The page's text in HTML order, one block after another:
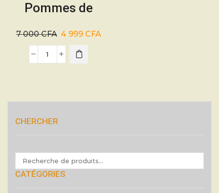
Pommes de
Terre manuel
– 01mois
7 000CFA 4 999 CFA
CHERCHER
CATÉGORIES